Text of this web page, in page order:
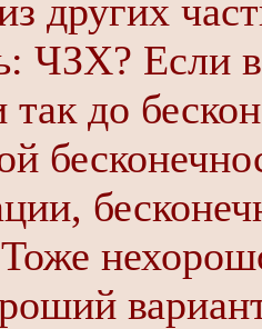
других
ЧЗХ? Если
так до